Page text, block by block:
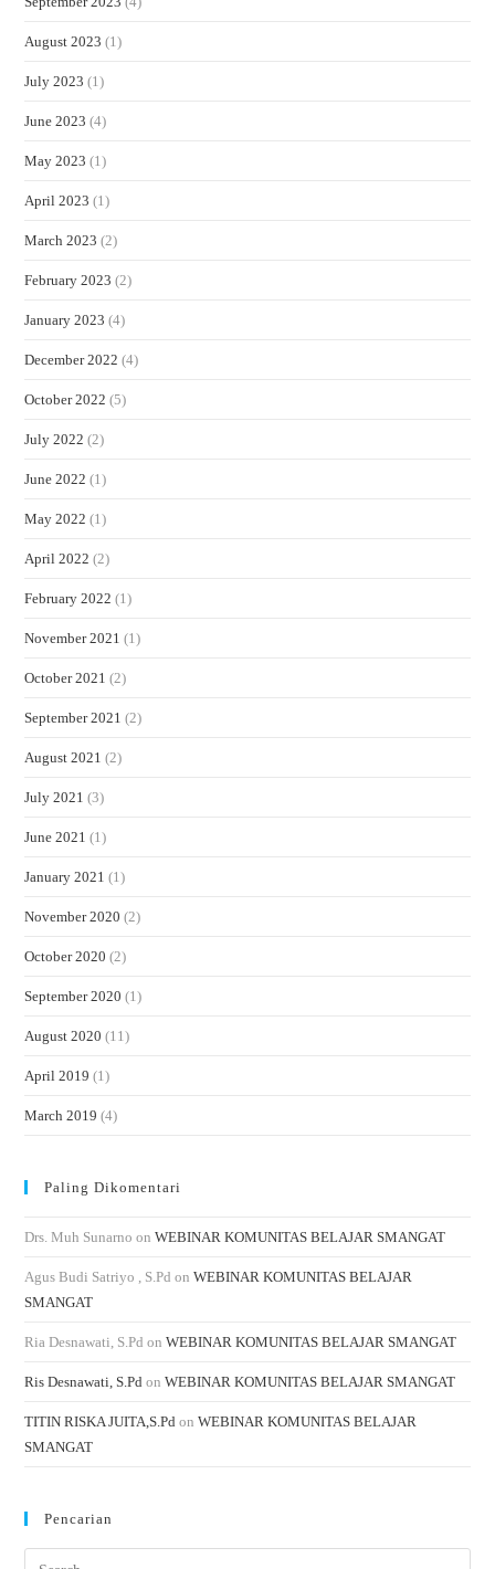
August 2023 (1)
July 2023 (1)
June 2023 (4)
May 2023 (1)
April 2023 (1)
March 2023 (2)
February 2023 (2)
January 2023 (4)
December 2022 (4)
October 2022 (5)
July 2022 (2)
June 2022 (1)
May 2022 (1)
April 2022 (2)
February 2022 (1)
November 2021 (1)
October 2021 (2)
September 2021 (2)
August 2021 (2)
July 2021 (3)
June 2021 (1)
January 2021 (1)
November 2020 (2)
October 2020 (2)
September 2020 (1)
August 2020 (11)
April 2019 (1)
March 2019 (4)
Paling Dikomentari
Drs. Muh Sunarno onWEBINAR KOMUNITAS BELAJAR SMANGAT
Agus Budi Satriyo , S.Pd onWEBINAR KOMUNITAS BELAJAR
SMANGAT
Ria Desnawati, S.Pd onWEBINAR KOMUNITAS BELAJAR SMANGAT
Ris Desnawati, S.Pd onWEBINAR KOMUNITAS BELAJAR SMANGAT
TITIN RISKA JUITA,S.Pd onWEBINAR KOMUNITAS BELAJAR
SMANGAT
Pencarian